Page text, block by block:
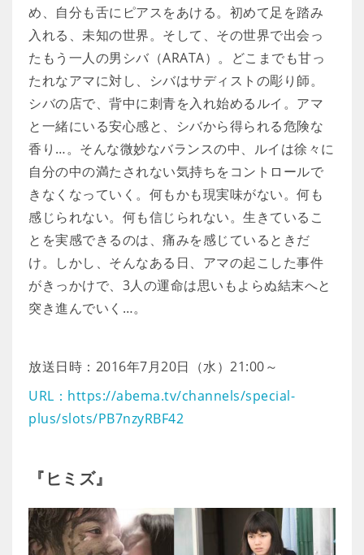
め、自分も舌にピアスをあける。初めて足を踏み
入れる、未知の世界。そして、その世界で出会っ
たもう一人の男シバ（ARATA）。どこまでも甘っ
たれなアマに対し、シバはサディストの彫り師。
シバの店で、背中に刺青を入れ始めるルイ。アマ
と一緒にいる安心感と、シバから得られる危険な
香り…。そんな微妙なバランスの中、ルイは徐々に
自分の中の満たされない気持ちをコントロールで
きなくなっていく。何もかも現実味がない。何も
感じられない。何も信じられない。生きているこ
とを実感できるのは、痛みを感じているときだ
け。しかし、そんなある日、アマの起こした事件
がきっかけで、3人の運命は思いもよらぬ結末へと
突き進んでいく…。
放送日時：2016年7月20日（水）21:00～
URL：https://abema.tv/channels/special-
plus/slots/PB7nzyRBF42
『ヒミズ』